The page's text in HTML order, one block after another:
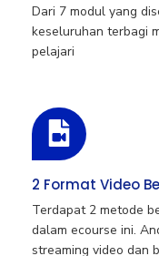
Dari 7 modul yang
keseluruhan terbagi
pelajari
2 Format Video
Terdapat 2 metode
dalam ecourse ini.
streaming video dan